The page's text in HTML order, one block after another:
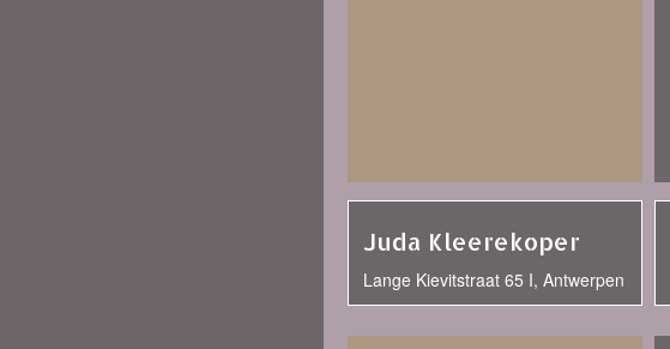
Juda Kleerekoper
Lange Kievitstraat 65 I, Antwerpen